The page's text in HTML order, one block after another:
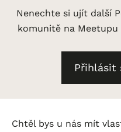
Nenechte si ujít další
komunitě na Meetupu
Přihlásit
Chtěl bys u nás mít